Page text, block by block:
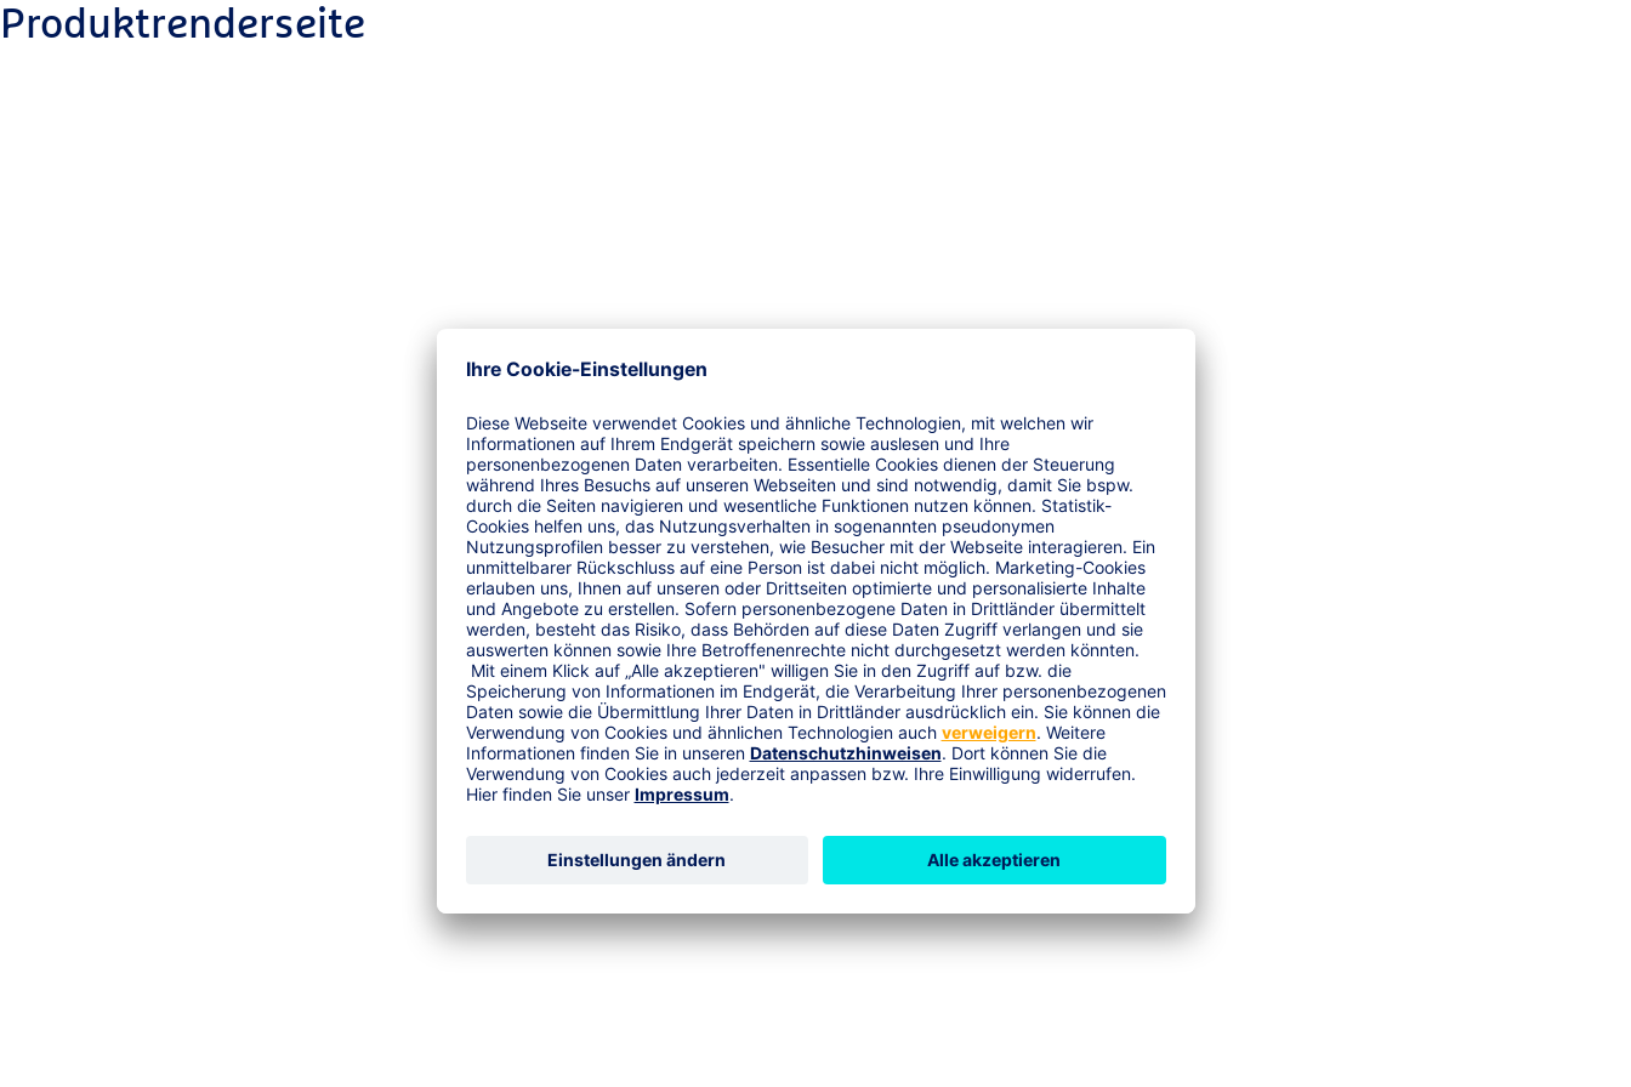
Produktrenderseite